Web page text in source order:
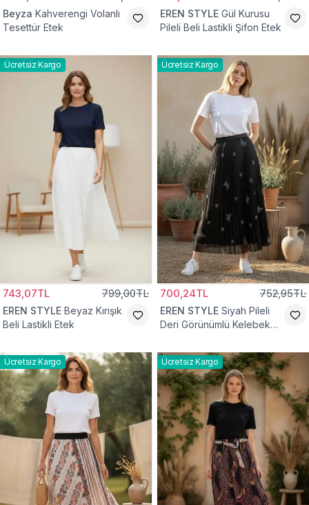
Beyza Kahverengi Volanlı
Tesettür Etek
EREN STYLE Gül Kurusu
Pileli Beli Lastikli Şifon Etek
Ücretsiz Kargo
743,07TL 799,00TL
EREN STYLE Beyaz Kırışık
Beli Lastikli Etek
Ücretsiz Kargo
700,24TL 752,95TL
EREN STYLE Siyah Pileli
Deri Görünümlü Kelebek
Viskon Etek
Ücretsiz Kargo Ücretsiz Kargo